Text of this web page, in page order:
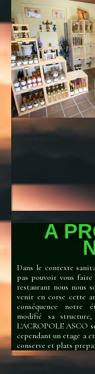
A
Dans le contexte
pas pouvoir vous
restaurant nous nous
venir en corse cette
conséquence notre
modifié sa
L'ACROPOLE ASCO
cependant un etage a
conserve et plats